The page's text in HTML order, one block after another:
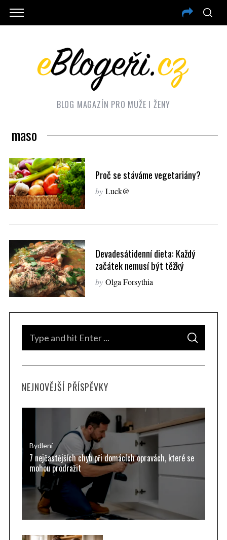
BLOG MAGAZÍN PRO MUŽE I ŽENY
maso
Proč se stáváme vegetariány?
by Luck@
Devadesátidenní dieta: Každý
začátek nemusí být těžký
by Olga Forsythia
c
:
S
A
C
NEJNOVĚJŠÍ PŘÍSPĚVKY
Bydlení
7 nejčastějších chyb při domácích opravách, které se
mohou prodražit